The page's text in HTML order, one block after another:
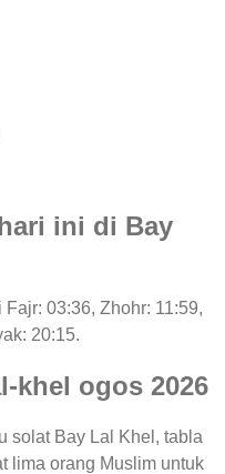
ini di Bay
03:36, Zhohr: 11:59,
20:15.
khel ogos 2026
solat Bay Lal Khel, tabla
lima orang Muslim untuk